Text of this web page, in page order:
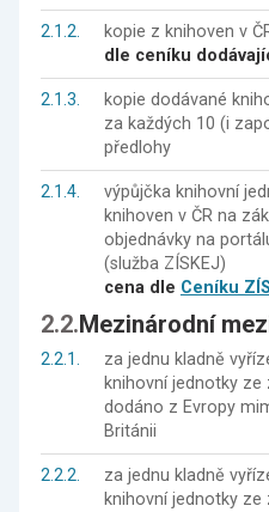
2.1.2.
kopie z knihoven v
dle ceníku
2.1.3.
kopie dodávané
za každých 10 (i
předlohy
2.1.4.
výpůjčka knihovní
knihoven v ČR na
objednávky na
(služba ZÍSKEJ)
cena dle Ceníku
2.2.Mezinárodní
2.2.1.
za jednu kladně
knihovní jednotky ze
dodáno z Evropy
Británii
2.2.2.
za jednu kladně
knihovní jednotky ze